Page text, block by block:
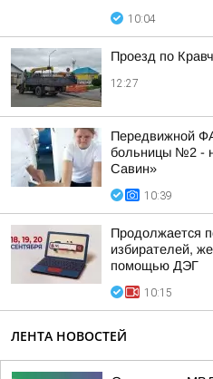
10:04
Проезд по
12:27
Передвижной
больницы №2 -
Савин»
10:39
Продолжается
избирателей,
помощью ДЭГ
10:15
ЛЕНТА НОВОСТЕЙ